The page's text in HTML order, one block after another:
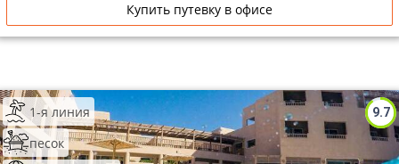
Купить путевку в офисе
9.7
1-я линия
песок